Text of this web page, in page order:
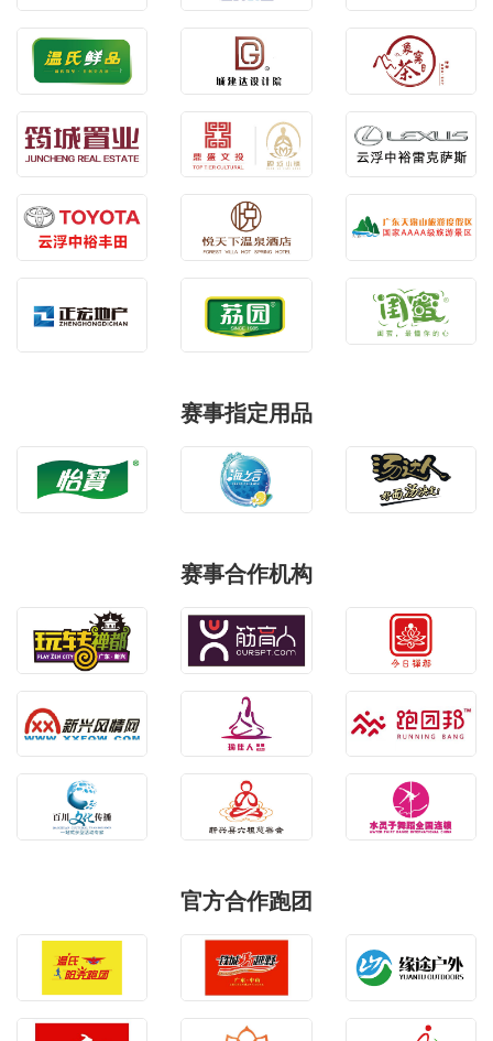
赛事指定用品
赛事合作机构
官方合作跑团